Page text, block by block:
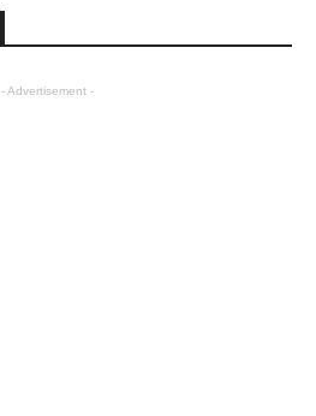
- Advertisement -